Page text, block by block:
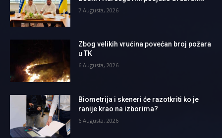
7 Augusta, 2026
Zbog velikih vrućina povećan broj požara
u TK
6 Augusta, 2026
Biometrija i skeneri će razotkriti ko je
ranije krao na izborima?
6 Augusta, 2026